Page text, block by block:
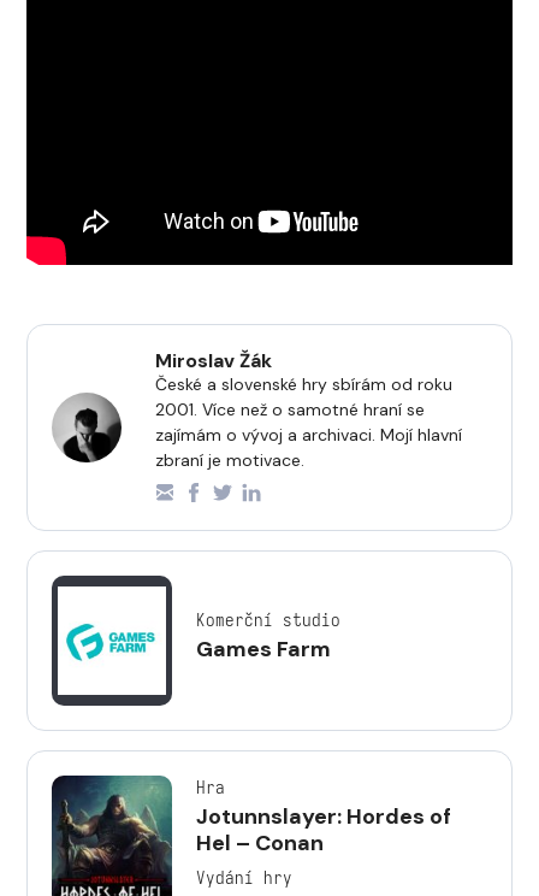
Miroslav Žák
České a slovenské hry sbírám od roku
2001. Více než o samotné hraní se
zajímám o vývoj a archivaci. Mojí hlavní
zbraní je motivace.
Komerční studio
Games Farm
Hra
Jotunnslayer: Hordes of
Hel – Conan
Vydání hry